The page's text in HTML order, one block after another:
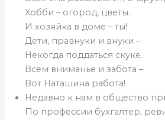
Хобби – огород, цветы.
И хозяйка в доме – ты!
Дети, правнуки и внуки –
Некогда поддаться скуке.
Всем вниманье и забота –
Вот Наташина работа!
Недавно к нам в общество
По профессии бухгалтер,